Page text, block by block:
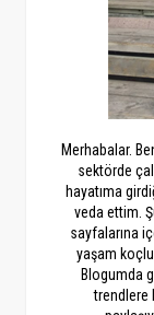
Merhabalar.
sektörde
hayatıma
veda ettim.
sayfalarına
yaşam
Blogumda
trendlere